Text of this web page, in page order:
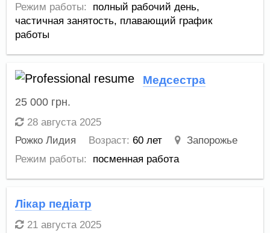
Режим работы:
полный рабочий день,
частичная занятость, плавающий график
работы
Медсестра
25 000 грн.
28 августа 2025
Рожко Лидия
Возраст: 60 лет
Запорожье
Режим работы:
посменная работа
Лікар педіатр
21 августа 2025